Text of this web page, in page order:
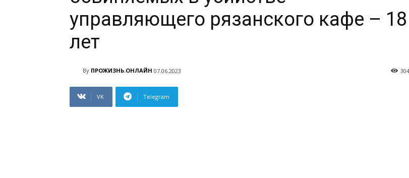
управляющего рязанского кафе – 18
лет
By ПРОЖИЗНЬ.ОНЛАЙН 07.06.2023 304
VK Telegram